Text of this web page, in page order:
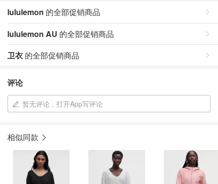
lululemon 的全部促销商品
lululemon AU 的全部促销商品
卫衣 的全部促销商品
评论
暂无评论，打开App写评论
相似同款